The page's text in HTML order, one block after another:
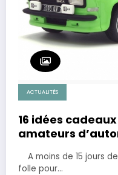
ACTUALITÉS
16 idées
amateurs
A moins de 15 jours
folle pour…